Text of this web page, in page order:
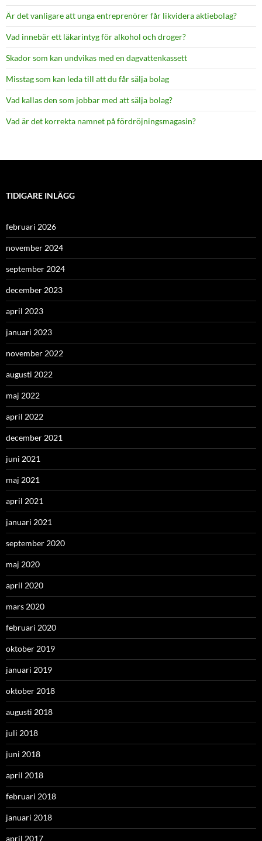
Är det vanligare att unga entreprenörer får likvidera aktiebolag?
Vad innebär ett läkarintyg för alkohol och droger?
Skador som kan undvikas med en dagvattenkassett
Misstag som kan leda till att du får sälja bolag
Vad kallas den som jobbar med att sälja bolag?
Vad är det korrekta namnet på fördröjningsmagasin?
TIDIGARE INLÄGG
februari 2026
november 2024
september 2024
december 2023
april 2023
januari 2023
november 2022
augusti 2022
maj 2022
april 2022
december 2021
juni 2021
maj 2021
april 2021
januari 2021
september 2020
maj 2020
april 2020
mars 2020
februari 2020
oktober 2019
januari 2019
oktober 2018
augusti 2018
juli 2018
juni 2018
april 2018
februari 2018
januari 2018
april 2017